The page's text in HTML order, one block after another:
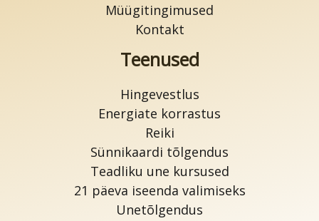
Müügitingimused
Kontakt
Teenused
Hingevestlus
Energiate korrastus
Reiki
Sünnikaardi tõlgendus
Teadliku une kursused
21 päeva iseenda valimiseks
Unetõlgendus